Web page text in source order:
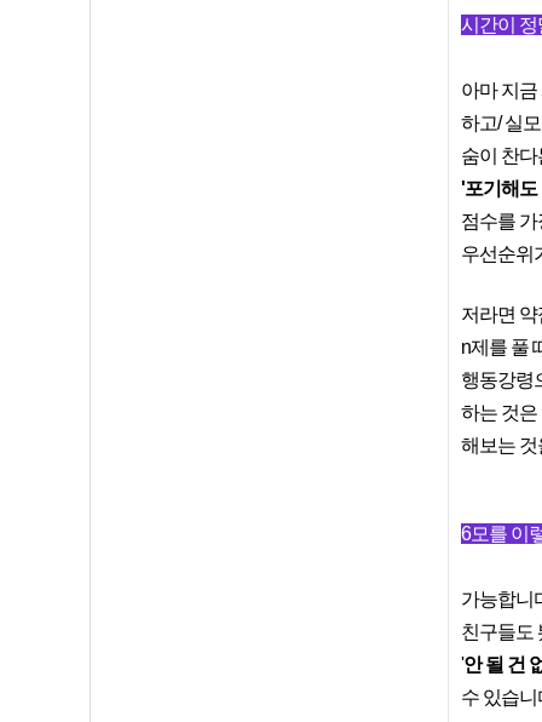
시간이 정
아마 지
하고/ 실
숨이 찬
'포기해도
점수를
우선순위
저라면
n제를 풀
행동강령
하는 것은
해보는 것
6모를 이
가능합니
친구들도
'안 될 건
수 있습